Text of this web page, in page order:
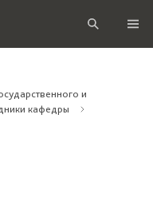
и
кафедры